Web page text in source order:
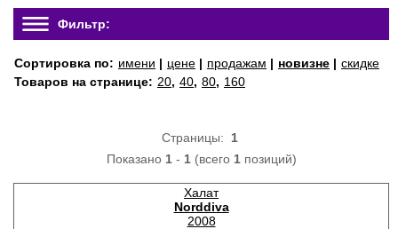
Фильтр:
Сортировка по: имени | цене | продажам | новизне | скидке
Товаров на странице: 20, 40, 80, 160
Страницы: 1
Показано 1- 1(всего 1позиций)
Халат
Norddiva
2008